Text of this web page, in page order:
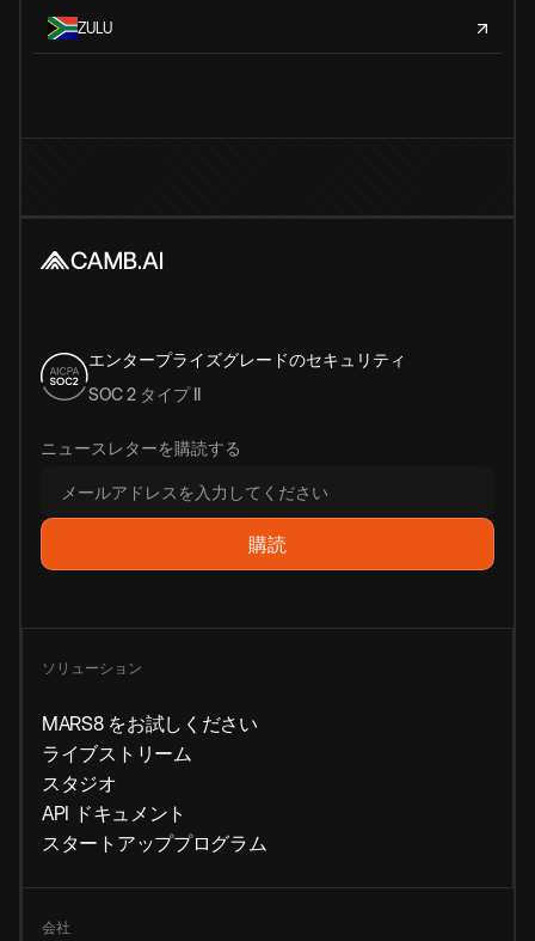
ZULU
エンタープライズグレードのセキュリティ
SOC 2 タイプ II
ニュースレターを購読する
ソリューション
MARS8 をお試しください
ライブストリーム
スタジオ
API ドキュメント
スタートアッププログラム
会社